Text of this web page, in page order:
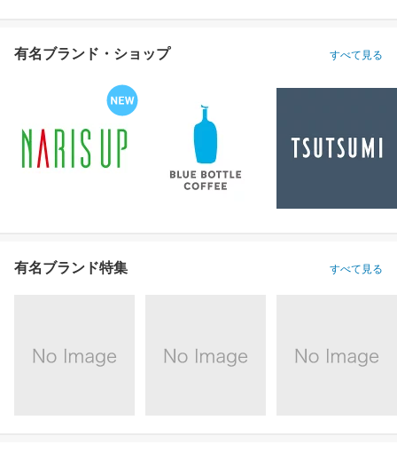
有名ブランド・ショップ すべて見る
有名ブランド特集 すべて見る